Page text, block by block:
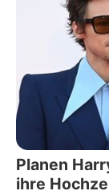
Planen
ihre